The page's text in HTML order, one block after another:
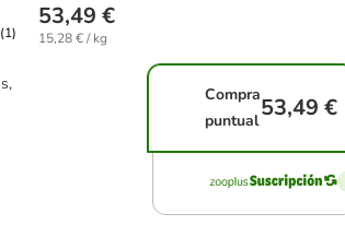
(1)
53,49 €
15,28 € / kg
Compra
puntual53,49 €